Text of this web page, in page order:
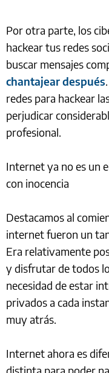
Por otra parte, los
hackear tus redes
buscar mensajes
chantajear después
redes para hackear
perjudicar
profesional.
Internet ya no es un
con inocencia
Destacamos al
internet fueron un
Era relativamente
y disfrutar de todos
necesidad de estar
privados a cada
muy atrás.
Internet ahora es